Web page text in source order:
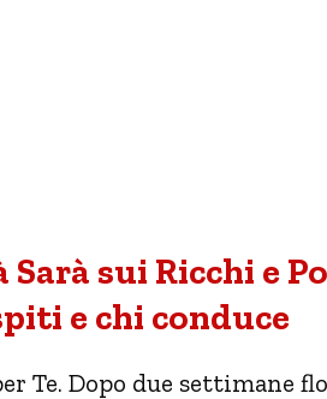
Sarà sui Ricchi e
e chi conduce
Te. Dopo due settimane